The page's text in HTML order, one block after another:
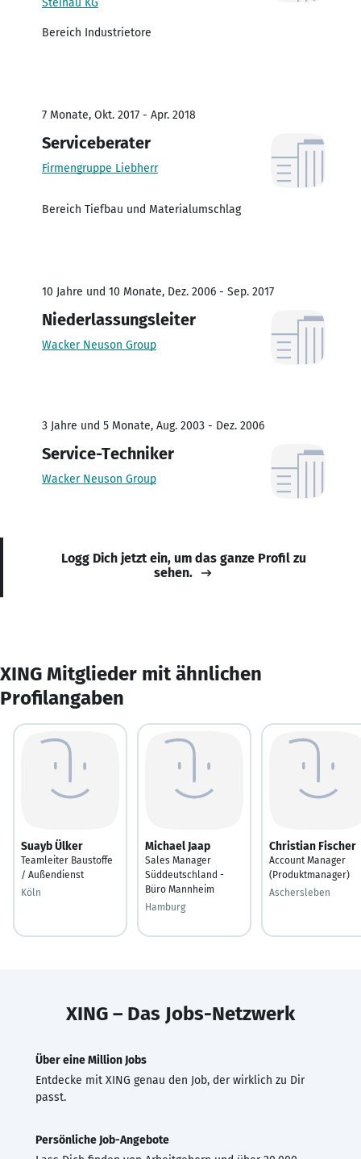
Bereich Industrietore
7 Monate, Okt. 2017 - Apr. 2018
Serviceberater
Firmengruppe Liebherr
Bereich Tiefbau und Materialumschlag
10 Jahre und 10 Monate, Dez. 2006 - Sep. 2017
Niederlassungsleiter
Wacker Neuson Group
3 Jahre und 5 Monate, Aug. 2003 - Dez. 2006
Service-Techniker
Wacker Neuson Group
Logg Dich jetzt ein, um das ganze Profil zu
sehen.
XING Mitglieder mit ähnlichen
Profilangaben
Suayb Ülker
Teamleiter Baustoffe
/ Außendienst
Köln
Michael Jaap
Sales Manager
Süddeutschland -
Büro Mannheim
Hamburg
Christian Fischer
Account Manager
(Produktmanager)
Aschersleben
XING – Das Jobs-Netzwerk
Über eine Million Jobs
Entdecke mit XING genau den Job, der wirklich zu Dir
passt.
Persönliche Job-Angebote